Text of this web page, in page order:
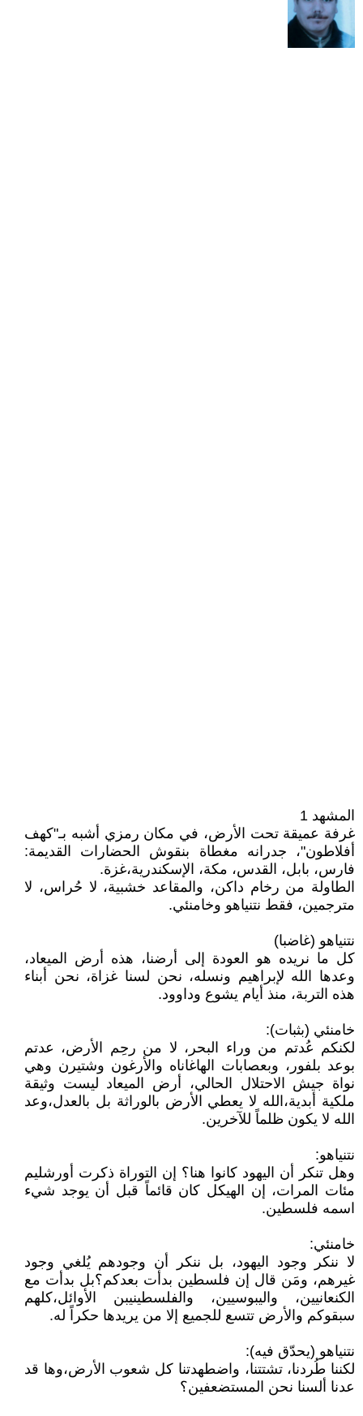
المشهد 1
غرفة عميقة تحت الأرض، في مكان رمزي أشبه بـ"كهف
أفلاطون"، جدرانه مغطاة بنقوش الحضارات القديمة:
فارس، بابل، القدس، مكة، الإسكندرية،غزة.
الطاولة من رخام داكن، والمقاعد خشبية، لا حُراس، لا
مترجمين، فقط نتنياهو وخامنئي.
نتنياهو (غاضبا)
كل ما نريده هو العودة إلى أرضنا، هذه أرض الميعاد،
وعدها الله لإبراهيم ونسله، نحن لسنا غزاة، نحن أبناء
هذه التربة، منذ أيام يشوع وداوود.
خامنئي (بثبات):
لكنكم عُدتم من وراء البحر، لا من رحِم الأرض، عدتم
بوعد بلفور، وبعصابات الهاغاناه والأرغون وشتيرن وهي
نواة جيش الاحتلال الحالي، أرض الميعاد ليست وثيقة
ملكية أبدية،الله لا يعطي الأرض بالوراثة بل بالعدل،وعد
الله لا يكون ظلماً للآخرين.
نتنياهو:
وهل تنكر أن اليهود كانوا هنا؟ إن التوراة ذكرت أورشليم
مئات المرات، إن الهيكل كان قائماً قبل أن يوجد شيء
اسمه فلسطين.
خامنئي:
لا ننكر وجود اليهود، بل ننكر أن وجودهم يُلغي وجود
غيرهم، ومَن قال إن فلسطين بدأت بعدكم؟بل بدأت مع
الكنعانيين، واليبوسيين، والفلسطينيبن الأوائل،كلهم
سبقوكم والأرض تتسع للجميع إلا من يريدها حكراً له.
نتنياهو (يحدّق فيه):
لكننا طُردنا، تشتتنا، واضطهدتنا كل شعوب الأرض،وها قد
عدنا ألسنا نحن المستضعفين؟